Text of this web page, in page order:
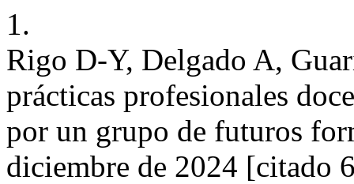
1.
Rigo D-Y, Delgado A,
prácticas profesionales
por un grupo de futuros
diciembre de 2024 [citado